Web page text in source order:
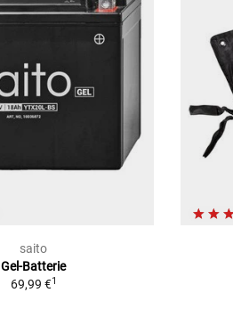
saito
Gel-Batterie
69,99 €1